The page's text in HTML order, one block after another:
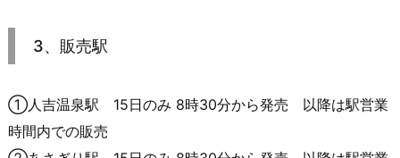
3、販売駅
①人吉温泉駅 15日のみ 8時30分から発売 以降は駅営業
時間内での販売